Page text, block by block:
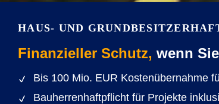
HAUS- UND
Finanzieller Schutz, wenn
Bis 100 Mio. EUR Kostenübernahme
Bauherrenhaftpflicht für Projekte